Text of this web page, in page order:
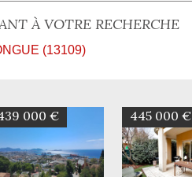
À VOTRE RECHERCHE
(13109)
000 € 445 000 €